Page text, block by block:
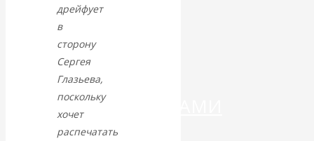
ДЕНЕГ»: КИТАЙ
ВЕДЁТ БОРЬБУ
КРИПТОВАЛЮТАМИ
дрейфует
в
сторону
Сергея
Глазьева,
поскольку
хочет
распечатать